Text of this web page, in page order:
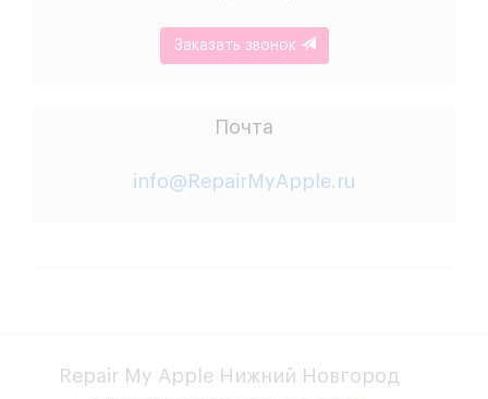
Заказать звонок
Почта
info@RepairMyApple.ru
Repair My Apple Нижний Новгород